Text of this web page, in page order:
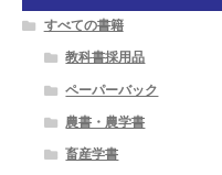
すべての書籍
教科書採用品
ペーパーバック
農書・農学書
畜産学書